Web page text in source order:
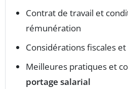
Contrat de travail et
rémunération
Considérations fiscales et
Meilleures pratiques et
portage salarial